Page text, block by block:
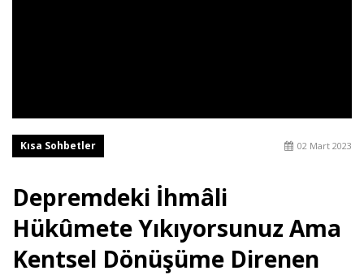
Kısa Sohbetler 02 Mart 2023
Depremdeki İhmâli
Hükûmete Yıkıyorsunuz Ama
Kentsel Dönüşüme Direnen